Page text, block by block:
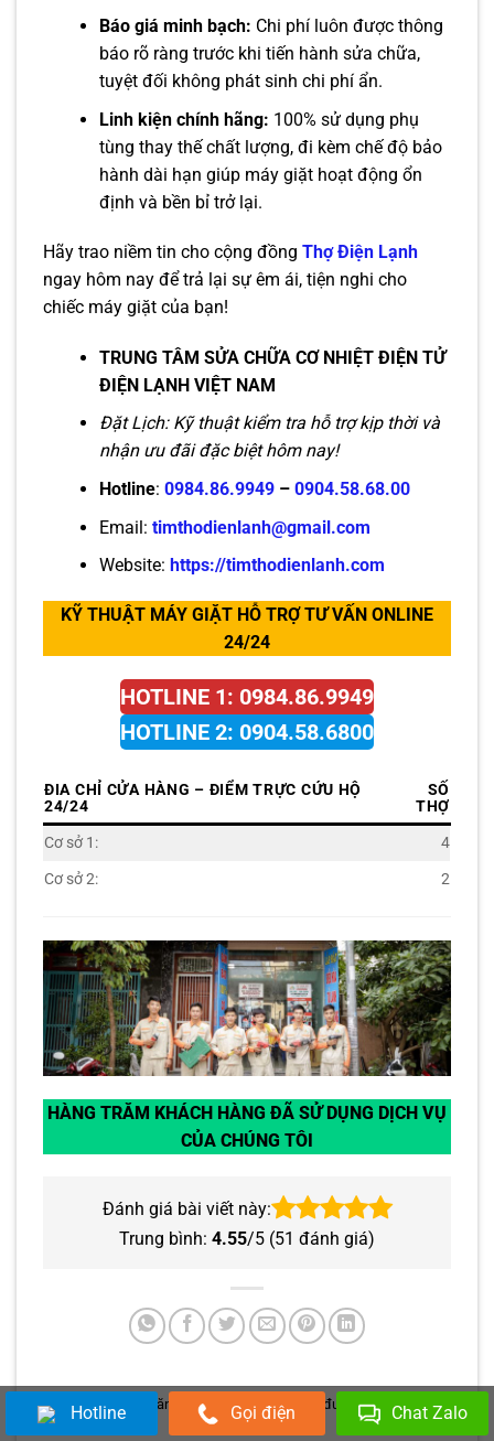
Báo giá minh bạch: Chi phí luôn được thông
báo rõ ràng trước khi tiến hành sửa chữa,
tuyệt đối không phát sinh chi phí ẩn.
Linh kiện chính hãng: 100% sử dụng phụ
tùng thay thế chất lượng, đi kèm chế độ bảo
hành dài hạn giúp máy giặt hoạt động ổn
định và bền bỉ trở lại.
Hãy trao niềm tin cho cộng đồng Thợ Điện Lạnh
ngay hôm nay để trả lại sự êm ái, tiện nghi cho
chiếc máy giặt của bạn!
TRUNG TÂM SỬA CHỮA CƠ NHIỆT ĐIỆN TỬ
ĐIỆN LẠNH VIỆT NAM
Đặt Lịch: Kỹ thuật kiểm tra hỗ trợ kịp thời và
nhận ưu đãi đặc biệt hôm nay!
Hotline: 0984.86.9949– 0904.58.68.00
Email: timthodienlanh@gmail.com
Website: https://timthodienlanh.com
KỸ THUẬT MÁY GIẶT HỖ TRỢ TƯ VẤN ONLINE
24/24
HOTLINE 1: 0984.86.9949
HOTLINE 2: 0904.58.6800
ĐIA CHỈ CỬA HÀNG – ĐIỂM TRỰC CỨU HỘ
24/24
SỐ
THỢ
Cơ sở 1:
4
Cơ sở 2:
2
HÀNG TRĂM KHÁCH HÀNG ĐÃ SỬ DỤNG DỊCH VỤ
CỦA CHÚNG TÔI
Đánh giá bài viết này:
Trung bình: 4.55/5 (51 đánh giá)
Bài viết này được đăng trong Sửa Máy Giặt và được gắn thẻ
Máy
giặt
Hotline Gọi điện Chat Zalo